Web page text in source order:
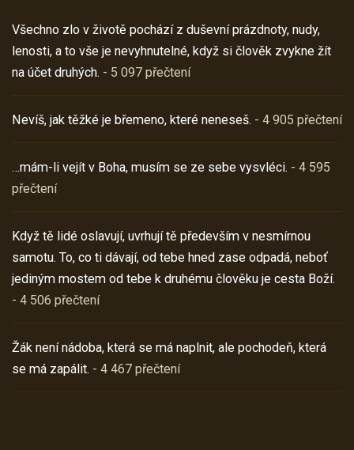
Všechno zlo v životě pochází z duševní prázdnoty, nudy,
lenosti, a to vše je nevyhnutelné, když si člověk zvykne žít
na účet druhých. - 5 097 přečtení
Nevíš, jak těžké je břemeno, které neneseš. - 4 905 přečtení
…mám-li vejít v Boha, musím se ze sebe vysvléci. - 4 595
přečtení
Když tě lidé oslavují, uvrhují tě především v nesmírnou
samotu. To, co ti dávají, od tebe hned zase odpadá, neboť
jediným mostem od tebe k druhému člověku je cesta Boží.
- 4 506 přečtení
Žák není nádoba, která se má naplnit, ale pochodeň, která
se má zapálit. - 4 467 přečtení